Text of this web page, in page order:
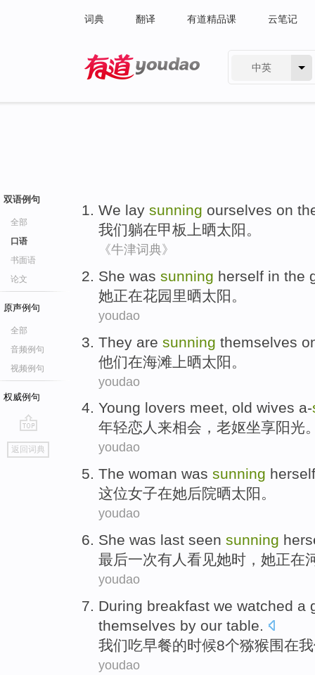
词典 翻译 有道精品课 云笔记
中英
双语例句
全部
口语
书面语
论文
原声例句
全部
音频例句
视频例句
权威例句
go
top
返回词典
We lay sunning ourselves on
我们躺在甲板上晒太阳 。
《牛津词典》
She was sunning herself in the
她正在花园里晒太阳。
youdao
They are sunning themselves
他们在海滩 上晒太阳 。
youdao
Young lovers meet, old wives a-
年轻恋人 来相会， 老妪坐享阳光
youdao
The woman was sunning herself
这位女子在她后院晒太阳 。
youdao
She was last seen sunning
最后一次有人看见她时，她正在
youdao
During breakfast we watched a
themselves by our table.
我们吃早餐的时候8个猕猴围在
youdao